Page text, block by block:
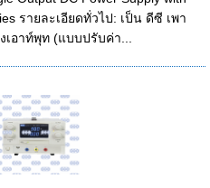
รายละเอียดทั่วไป: เป็น ดีซี เพา
อาท์พุท (แบบปรับค่า...